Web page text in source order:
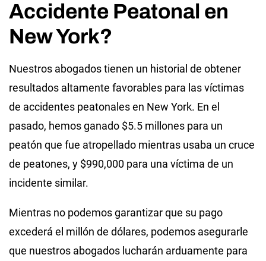
Accidente Peatonal en
New York?
Nuestros abogados tienen un historial de obtener
resultados altamente favorables para las víctimas
de accidentes peatonales en New York. En el
pasado, hemos ganado $5.5 millones para un
peatón que fue atropellado mientras usaba un cruce
de peatones, y $990,000 para una víctima de un
incidente similar.
Mientras no podemos garantizar que su pago
excederá el millón de dólares, podemos asegurarle
que nuestros abogados lucharán arduamente para